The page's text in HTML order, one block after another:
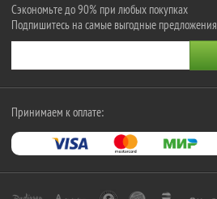
Сэкономьте до 90% при любых покупках
Подпишитесь на самые выгодные предложения
Принимаем к оплате: